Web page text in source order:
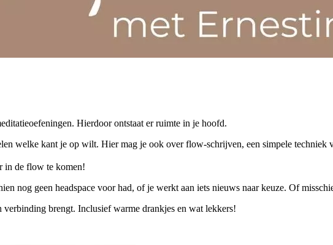
Hierdoor ontstaat er ruimte in je hoofd.
welke kant je op wilt. Hier mag je ook over flow-schrijven, een simpele techniek
in de flow te komen!
nog geen headspace voor had, of je werkt aan iets nieuws naar keuze. Of
brengt. Inclusief warme drankjes en wat lekkers!